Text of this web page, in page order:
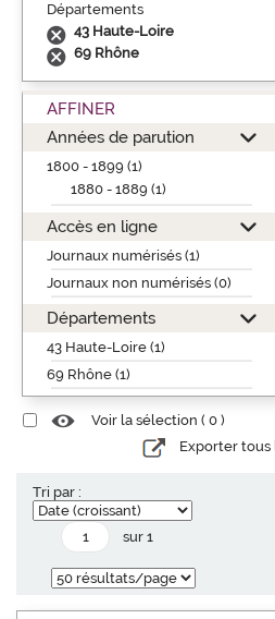
Départements
43 Haute-Loire
69 Rhône
AFFINER
Années de parution
1800 - 1899 (1)
1880 - 1889 (1)
Accès en ligne
Journaux numérisés (1)
Journaux non numérisés (0)
Départements
43 Haute-Loire (1)
69 Rhône (1)
Voir la sélection ( 0 )
Exporter tous
Tri par :
sur 1